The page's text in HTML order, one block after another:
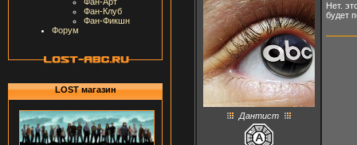
Фан-Клуб
Фан-Фикшн
Форум
LOST магазин
Дантист
Нет.
будет